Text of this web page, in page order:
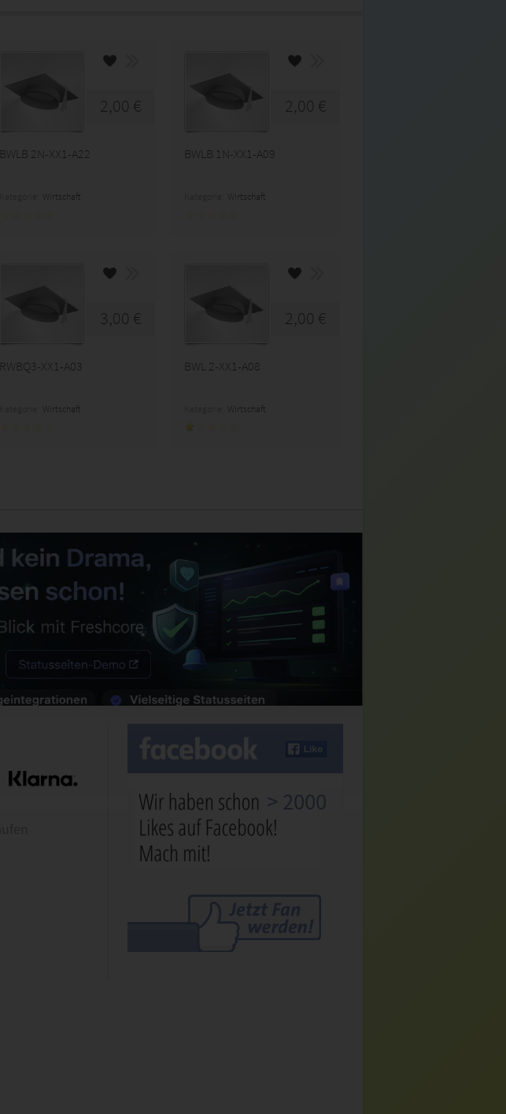
2,00 €
BWLB 2N-XX1-A22
Wirtschaft
2,00 €
BWLB 1N-XX1-A09
Wirtschaft
3,00 €
RWBQ3-XX1-A03
Wirtschaft
2,00 €
BWL 2-XX1-A08
Wirtschaft
> 2000